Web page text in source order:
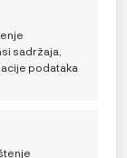
značajke i
za
sadržaja,
podataka